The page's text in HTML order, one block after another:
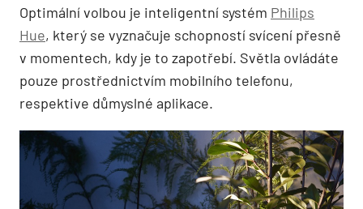
Optimální volbou je inteligentní systém Philips
Hue, který se vyznačuje schopností svícení přesně
v momentech, kdy je to zapotřebí. Světla ovládáte
pouze prostřednictvím mobilního telefonu,
respektive důmyslné aplikace.